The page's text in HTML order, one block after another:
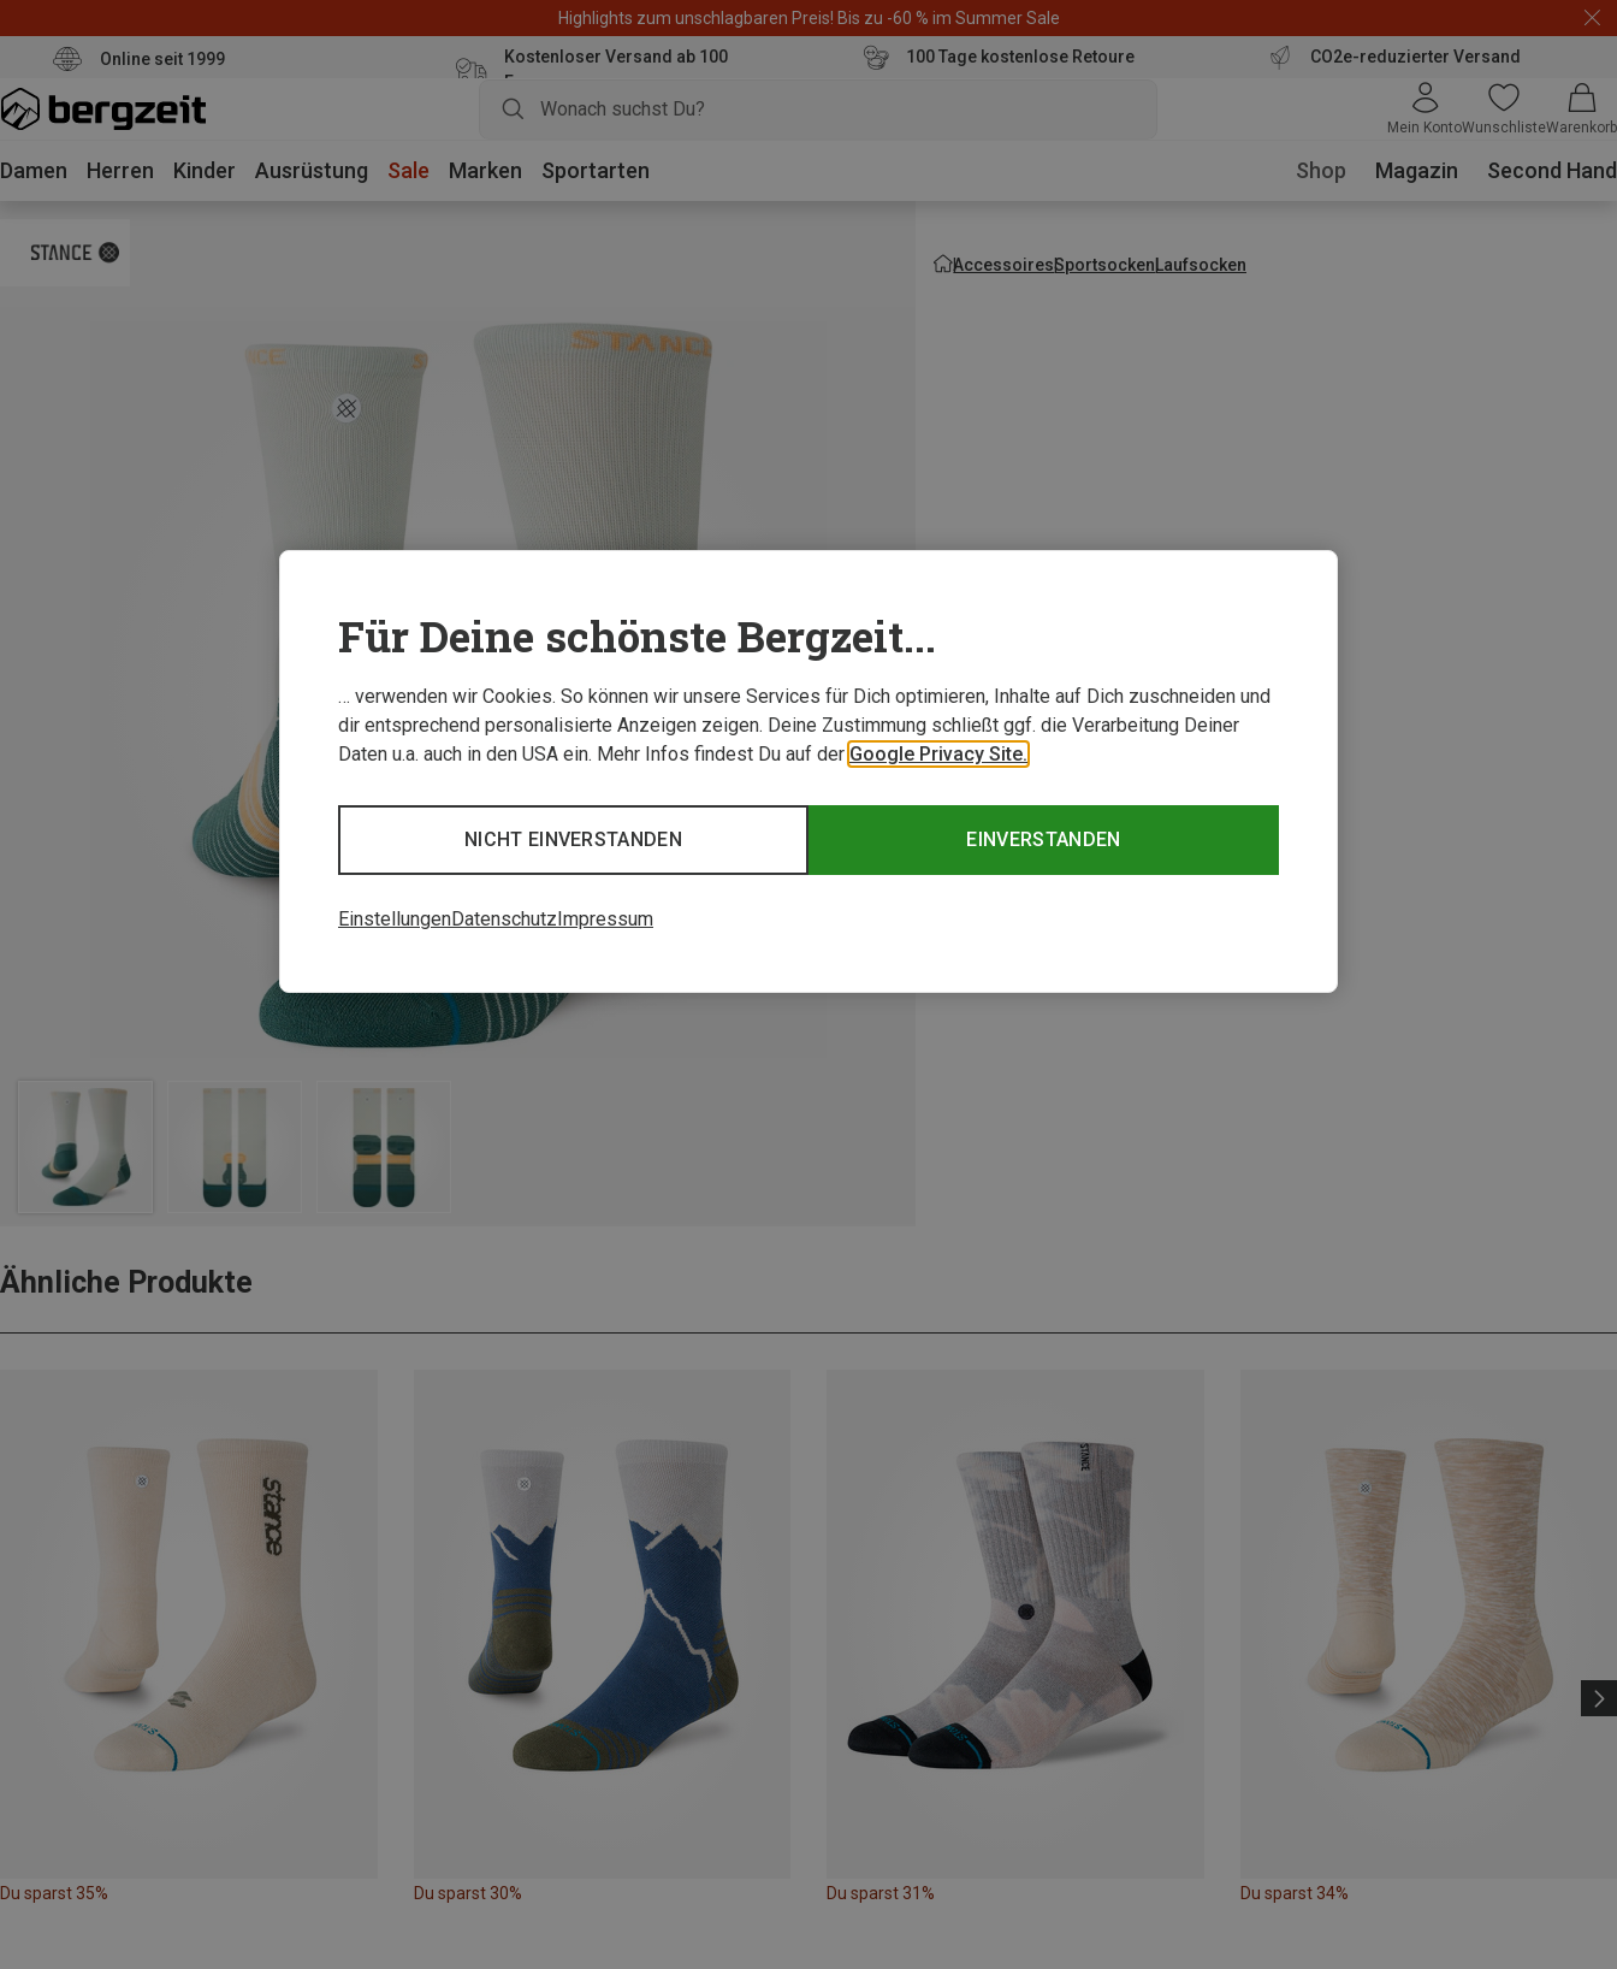
Highlights zum unschlagbaren Preis! Bis zu -60 % im Summer Sale
Online seit 1999
Kostenloser Versand ab 100
Euro
100 Tage kostenlose Retoure CO2e-reduzierter Versand
Mein KontoWunschlisteWarenkorb
Damen Herren Kinder Ausrüstung Sale Marken Sportarten Shop Magazin Second Hand
AccessoiresSportsockenLaufsocken
Ähnliche Produkte
Du sparst 35% Du sparst 30% Du sparst 31% Du sparst 34%
Für Deine schönste Bergzeit...
… verwenden wir Cookies. So können wir unsere Services für Dich optimieren, Inhalte auf Dich zuschneiden und
dir entsprechend personalisierte Anzeigen zeigen. Deine Zustimmung schließt ggf. die Verarbeitung Deiner
Daten u.a. auch in den USA ein. Mehr Infos findest Du auf der Google Privacy Site.
EINVERSTANDEN
NICHT EINVERSTANDEN
EinstellungenDatenschutz Impressum